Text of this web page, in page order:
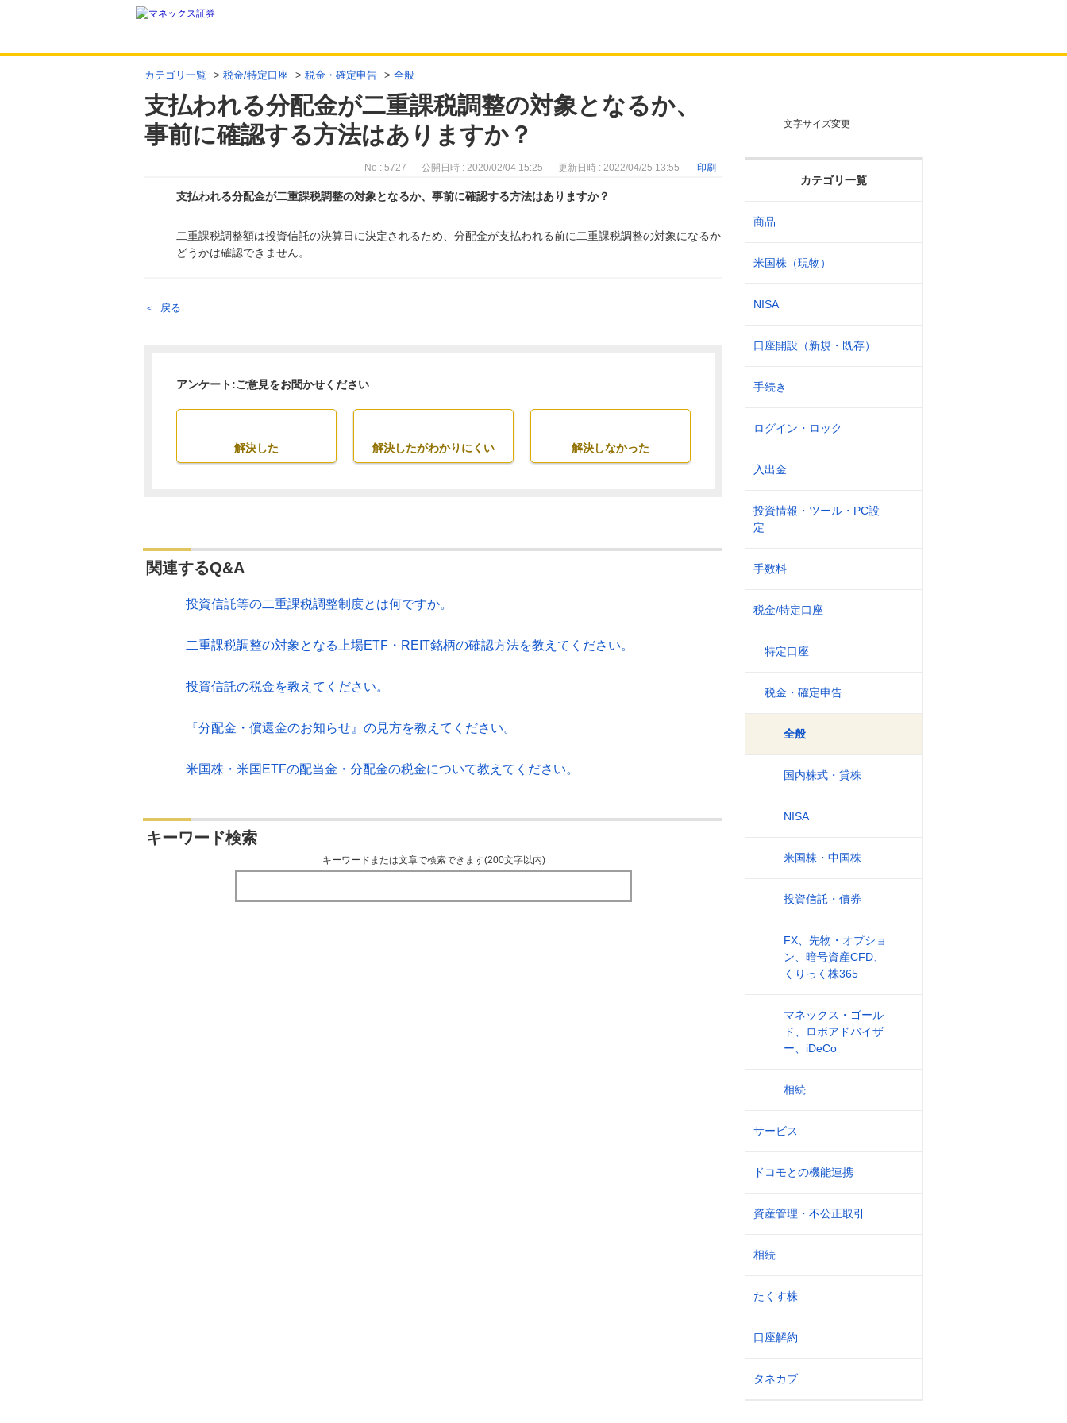
カテゴリ一覧 > 税金/特定口座 > 税金・確定申告 > 全般
支払われる分配金が二重課税調整の対象となるか、
事前に確認する方法はありますか？
文字サイズ変更
カテゴリ一覧
商品
米国株（現物）
NISA
口座開設（新規・既存）
手続き
ログイン・ロック
入出金
投資情報・ツール・PC設
定
手数料
税金/特定口座
特定口座
税金・確定申告
全般
国内株式・貸株
NISA
米国株・中国株
投資信託・債券
FX、先物・オプショ
ン、暗号資産CFD、
くりっく株365
マネックス・ゴール
ド、ロボアドバイザ
ー、iDeCo
相続
サービス
ドコモとの機能連携
資産管理・不公正取引
相続
たくす株
口座解約
タネカブ
No : 5727 公開日時 : 2020/02/04 15:25 更新日時 : 2022/04/25 13:55 印刷
支払われる分配金が二重課税調整の対象となるか、事前に確認する方法はありますか？
回答
二重課税調整額は投資信託の決算日に決定されるため、分配金が支払われる前に二重課税調整の対象になるか
どうかは確認できません。
戻る
アンケート:ご意見をお聞かせください
解決した 解決したがわかりにくい 解決しなかった
関連するQ&A
投資信託等の二重課税調整制度とは何ですか。
二重課税調整の対象となる上場ETF・REIT銘柄の確認方法を教えてください。
投資信託の税金を教えてください。
『分配金・償還金のお知らせ』の見方を教えてください。
米国株・米国ETFの配当金・分配金の税金について教えてください。
キーワード検索
キーワードまたは文章で検索できます(200文字以内)